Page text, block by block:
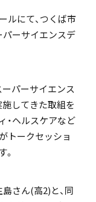
ルにて、つくば市
パーサイエンスデ
パーサイエンス
してきた取組を
・ヘルスケアなど
トークセッショ
。
さん(高2)と、同